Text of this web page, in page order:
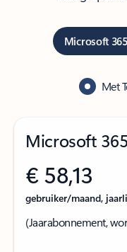
Microsoft
Met
Microsoft
€ 58,13
gebruiker/maand,
(Jaarabonnement,